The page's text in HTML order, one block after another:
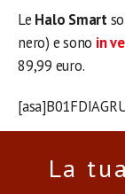
Le Halo Smart
nero) e sono in
89,99 euro.
La